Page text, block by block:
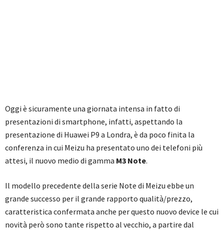
Oggi è sicuramente una giornata intensa in fatto di
presentazioni di smartphone, infatti, aspettando la
presentazione di Huawei P9 a Londra, è da poco finita la
conferenza in cui Meizu ha presentato uno dei telefoni più
attesi, il nuovo medio di gamma M3 Note.
Il modello precedente della serie Note di Meizu ebbe un
grande successo per il grande rapporto qualità/prezzo,
caratteristica confermata anche per questo nuovo device le cui
novità però sono tante rispetto al vecchio, a partire dal